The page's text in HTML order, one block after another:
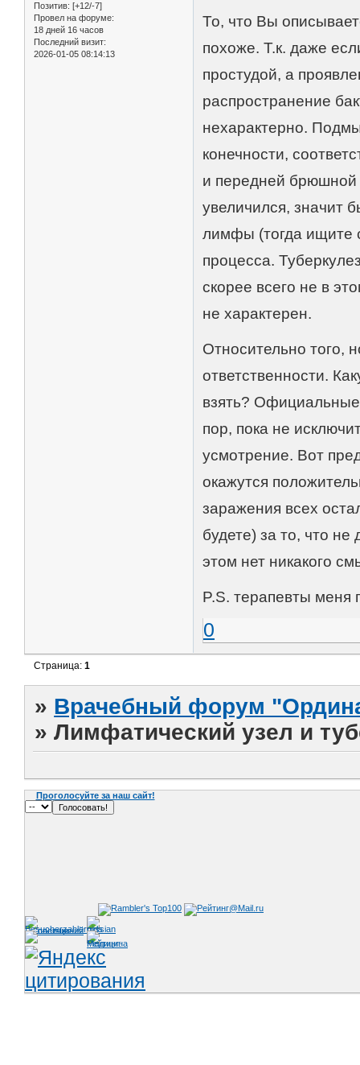
Позитив: [+12/-7]
Провел на форуме:
18 дней 16 часов
Последний визит:
2026-01-05 08:14:13
То, что Вы
похоже. Т.к. даже
простудой, а
распространение
нехарактерно.
конечности,
и передней брюшной
увеличился, значит
лимфы (тогда ищите
процесса.
скорее всего не в
не характерен.
Относительно того,
ответственности.
взять? Официальные
пор, пока не
усмотрение. Вот
окажутся
заражения всех
будете) за то, что
этом нет никакого
P.S. терапевты меня
0
Страница:1
» Врачебный форум
»Лимфатический узел и
Проголосуйте за наш сайт!